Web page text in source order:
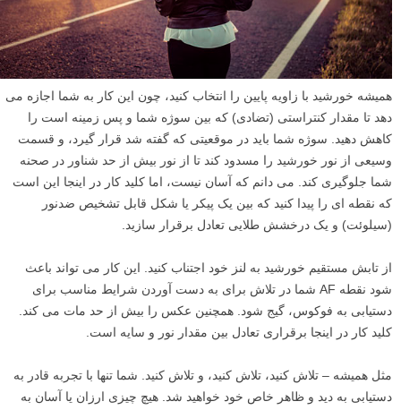
همیشه خورشید با زاویه پایین را انتخاب کنید، چون این کار به شما اجازه می
دهد تا مقدار کنتراستی (تضادی) که بین سوژه شما و پس زمینه است را
کاهش دهید. سوژه شما باید در موقعیتی که گفته شد قرار گیرد، و قسمت
وسیعی از نور خورشید را مسدود کند تا از نور بیش از حد شناور در صحنه
شما جلوگیری کند. می دانم که آسان نیست، اما کلید کار در اینجا این است
که نقطه ای را پیدا کنید که بین یک پیکر یا شکل قابل تشخیص ضدنور
(سیلوئت) و یک درخشش طلایی تعادل برقرار سازید.
از تابش مستقیم خورشید به لنز خود اجتناب کنید. این کار می تواند باعث
شود نقطه AF شما در تلاش برای به دست آوردن شرایط مناسب برای
دستیابی به فوکوس، گیج شود. همچنین عکس را بیش از حد مات می کند.
کلید کار در اینجا برقراری تعادل بین مقدار نور و سایه است.
مثل همیشه – تلاش کنید، تلاش کنید، و تلاش کنید. شما تنها با تجربه قادر به
دستیابی به دید و ظاهر خاص خود خواهید شد. هیچ چیزی ارزان یا آسان به